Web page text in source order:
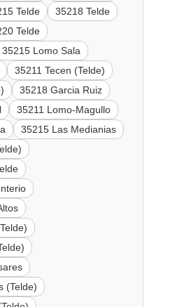
Telde
35218 Telde
Telde
35215 Lomo Sala
35211 Tecen (Telde)
35218 Garcia Ruiz
35211 Lomo-Magullo
35215 Las Medianias
(Telde)